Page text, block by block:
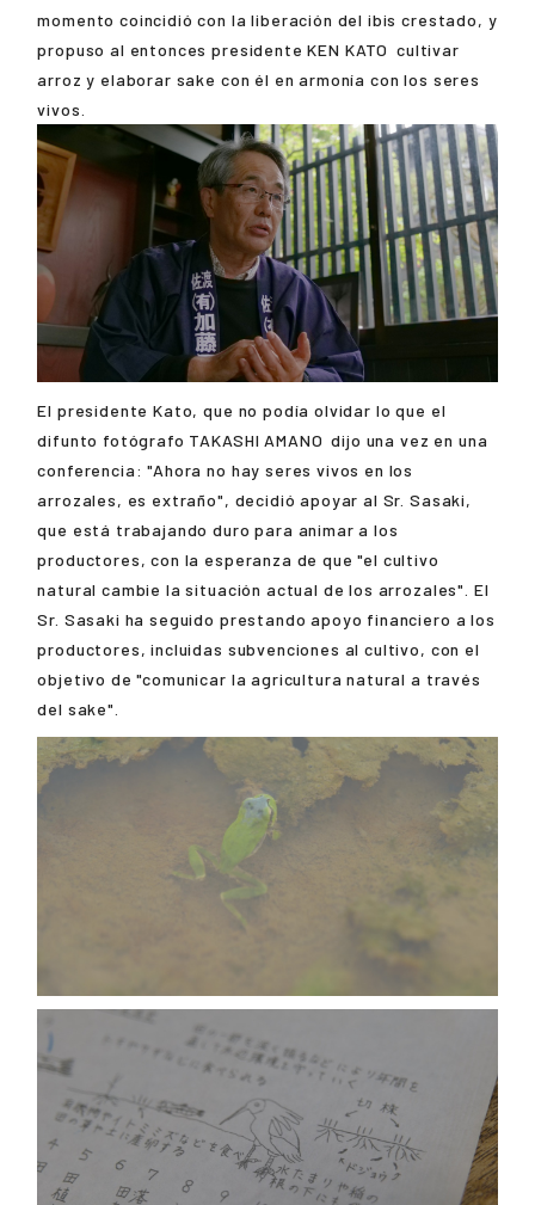
momento coincidió con la liberación del ibis crestado, y
propuso al entonces presidenteKEN KATO cultivar
arroz y elaborar sake con él en armonía con los seres
vivos.
El presidente Kato, que no podía olvidar lo que el
difunto fotógrafo TAKASHI AMANO dijo una vez en una
conferencia: "Ahora no hay seres vivos en los
arrozales, es extraño", decidió apoyar al Sr. Sasaki,
que está trabajando duro para animar a los
productores, con la esperanza de que "el cultivo
natural cambie la situación actual de los arrozales". El
Sr. Sasaki ha seguido prestando apoyo financiero a los
productores, incluidas subvenciones al cultivo, con el
objetivo de "comunicar la agricultura natural a través
del sake".